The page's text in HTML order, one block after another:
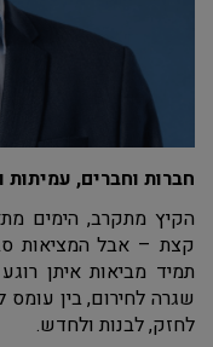
חברות וחברים, עמיתות
הקיץ מתקרב, הימים
קצת – אבל המציאות
תמיד מביאות איתן
שגרה לחירום, בין עומס
לחזק, לבנות ולחדש.